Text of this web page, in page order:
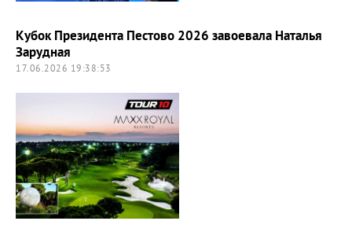
Кубок Президента Пестово 2026 завоевала Наталья
Зарудная
17.06.2026 19:38:53